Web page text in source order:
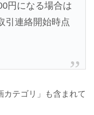
円になる場合は
引連絡開始時点
カテゴリ」も含まれて